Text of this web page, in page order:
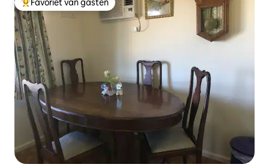
Topfavoriet van gasten
Favoriet van gasten